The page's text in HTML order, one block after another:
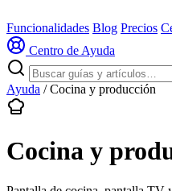
Funcionalidades Blog Precios
Centro de Ayuda
Ayuda / Cocina y producción
Cocina y